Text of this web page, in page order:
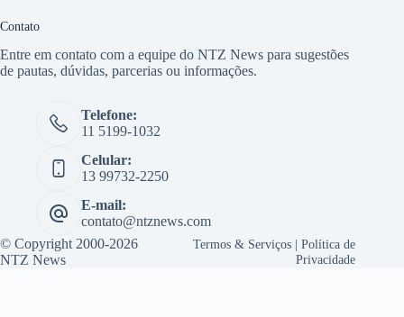
Contato
Entre em contato com a equipe do NTZ News para sugestões
de pautas, dúvidas, parcerias ou informações.
Telefone:
11 5199-1032
Celular:
13 99732-2250
E-mail:
contato@ntznews.com
© Copyright 2000-2026
NTZ News
Termos & Serviços |Política de
Privacidade